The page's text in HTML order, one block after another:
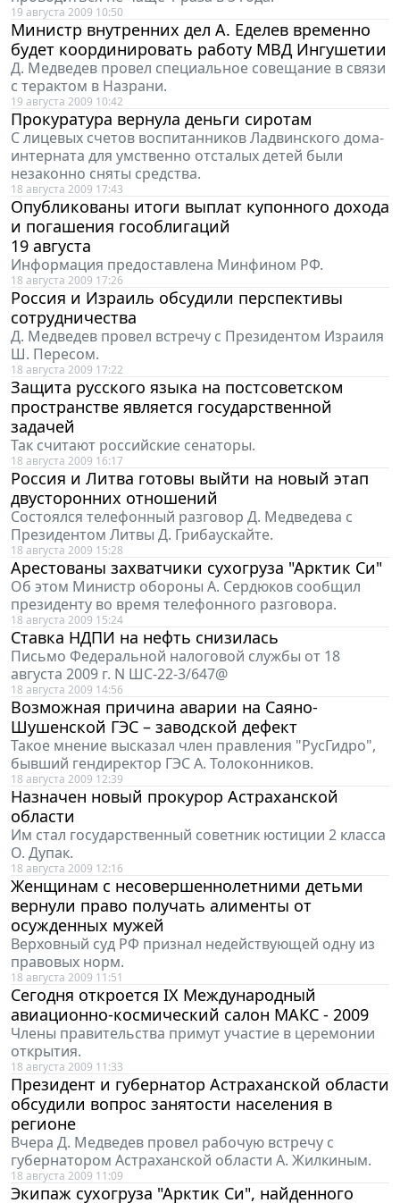
19 августа 2009 10:50
Министр внутренних дел А. Еделев временно
будет координировать работу МВД Ингушетии
Д. Медведев провел специальное совещание в связи
с терактом в Назрани.
19 августа 2009 10:42
Прокуратура вернула деньги сиротам
С лицевых счетов воспитанников Ладвинского дома-
интерната для умственно отсталых детей были
незаконно сняты средства.
18 августа 2009 17:43
Опубликованы итоги выплат купонного дохода
и погашения гособлигаций
19 августа
Информация предоставлена Минфином РФ.
18 августа 2009 17:26
Россия и Израиль обсудили перспективы
сотрудничества
Д. Медведев провел встречу с Президентом Израиля
Ш. Пересом.
18 августа 2009 17:22
Защита русского языка на постсоветском
пространстве является государственной
задачей
Так считают российские сенаторы.
18 августа 2009 16:17
Россия и Литва готовы выйти на новый этап
двусторонних отношений
Состоялся телефонный разговор Д. Медведева с
Президентом Литвы Д. Грибаускайте.
18 августа 2009 15:28
Арестованы захватчики сухогруза "Арктик Си"
Об этом Министр обороны А. Сердюков сообщил
президенту во время телефонного разговора.
18 августа 2009 15:24
Cтавка НДПИ на нефть снизилась
Письмо Федеральной налоговой службы от 18
августа 2009 г. N ШС-22-3/647@
18 августа 2009 14:56
Возможная причина аварии на Саяно-
Шушенской ГЭС – заводской дефект
Такое мнение высказал член правления "РусГидро",
бывший гендиректор ГЭС А. Толоконников.
18 августа 2009 12:39
Назначен новый прокурор Астраханской
области
Им стал государственный советник юстиции 2 класса
О. Дупак.
18 августа 2009 12:16
Женщинам с несовершеннолетними детьми
вернули право получать алименты от
осужденных мужей
Верховный суд РФ признал недействующей одну из
правовых норм.
18 августа 2009 11:51
Сегодня откроется IX Международный
авиационно-космический салон МАКС - 2009
Члены правительства примут участие в церемонии
открытия.
18 августа 2009 11:33
Президент и губернатор Астраханской области
обсудили вопрос занятости населения в
регионе
Вчера Д. Медведев провел рабочую встречу с
губернатором Астраханской области А. Жилкиным.
18 августа 2009 11:09
Экипаж сухогруза "Арктик Си", найденного